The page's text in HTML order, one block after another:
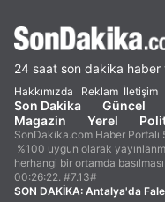
24 saat son dakika haber
Hakkımızda Reklam İletişim
Son Dakika Güncel
Magazin
Yerel
SonDakika.com Haber Portalı
%100 uygun olarak
herhangi bir ortamda
00:26:22. #7.13#
SON DAKİKA: Antalya'da